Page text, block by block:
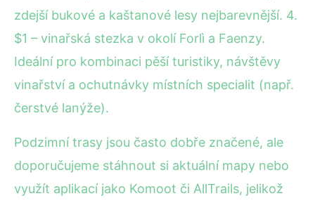
zdejší bukové a kaštanové lesy nejbarevnější. 4.
$1 – vinařská stezka v okolí Forlì a Faenzy.
Ideální pro kombinaci pěší turistiky, návštěvy
vinařství a ochutnávky místních specialit (např.
čerstvé lanýže).
Podzimní trasy jsou často dobře značené, ale
doporučujeme stáhnout si aktuální mapy nebo
využít aplikací jako Komoot či AllTrails, jelikož